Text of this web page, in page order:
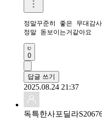
정말꾸준히 좋은 무대감
정말 돋보이는거같아요
0
답글 쓰기
2025.08.24 21:37
독특한사포딜라